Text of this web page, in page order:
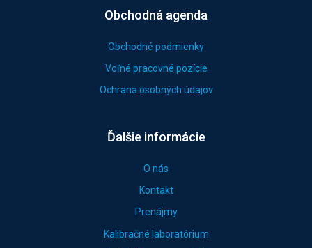
Obchodná agenda
Obchodné podmienky
Voľné pracovné pozície
Ochrana osobných údajov
Ďalšie informácie
O nás
Kontakt
Prenájmy
Kalibračné laboratórium